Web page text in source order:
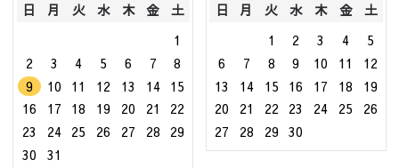
日 月 火 水 木 金
土
1
2
3 4 5 6 7
8
9
10 11 12 13 14
15
16
17 18 19 20 21
22
23
24 25 26 27 28
29
30
31
日 月 火 水 木 金
土
1
2 3 4
5
6
7 8 9 10 11
12
13
14 15 16 17 18
19
20
21 22 23 24 25
26
27
28 29 30